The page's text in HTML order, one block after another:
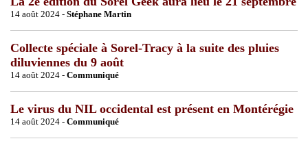
14 août 2024 - Stéphane Martin
Collecte spéciale à Sorel-Tracy à la suite des pluies
diluviennes du 9 août
14 août 2024 - Communiqué
Le virus du NIL occidental est présent en Montérégie
14 août 2024 - Communiqué